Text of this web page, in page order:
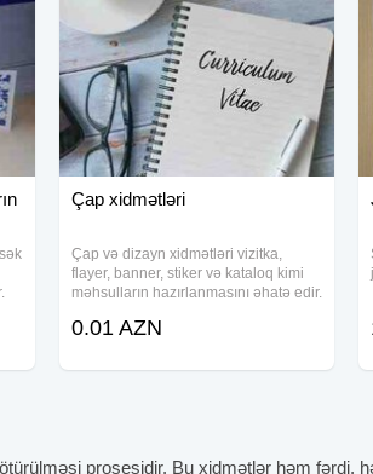
Çap xidmətləri
Çap və dizayn xidmətləri vizitka,
flayer, banner, stiker və kataloq kimi
məhsulların hazırlanmasını əhatə edir.
keyfiyyətli nəticə və dəqiq icra təqdim
0.01 AZN
prosesidir. Bu xidmətlər həm fərdi,